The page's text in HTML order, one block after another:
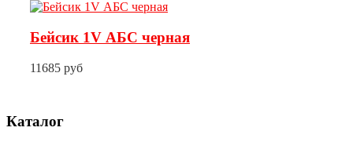
Бейсик 1V АБС черная
11685 руб
Каталог